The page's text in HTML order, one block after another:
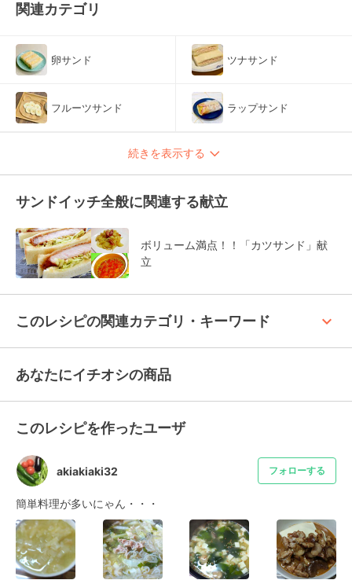
関連カテゴリ
卵サンド ツナサンド
フルーツサンド ラップサンド
続きを表示する
サンドイッチ全般に関連する献立
ボリューム満点！！「カツサンド」献
立
このレシピの関連カテゴリ・キーワード keyboard_arrow_up
あなたにイチオシの商品
このレシピを作ったユーザ
akiakiaki32 フォローする
簡単料理が多いにゃん・・・